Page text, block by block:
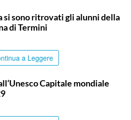
si sono ritrovati gli alunni della
di Termini
a Leggere
Capitale mondiale